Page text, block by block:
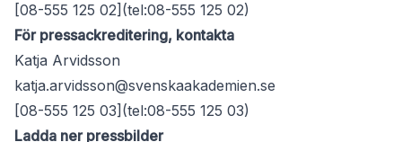
[08-555 125 02](tel:08-555 125 02)
För pressackreditering, kontakta
Katja Arvidsson
katja.arvidsson@svenskaakademien.se
[08-555 125 03](tel:08-555 125 03)
Ladda ner pressbilder